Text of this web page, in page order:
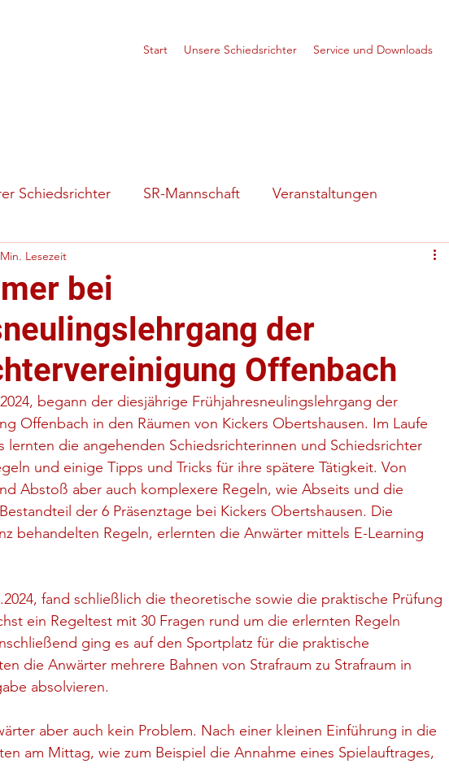
Start Unsere Schiedsrichter Service und Downloads
Schiedsrichter SR-Mannschaft Veranstaltungen
bei
der
Offenbach
Lesezeit
begann der diesjährige Frühjahresneulingslehrgang der
Offenbach in den Räumen von Kickers Obertshausen. Im Laufe
lernten die angehenden Schiedsrichterinnen und Schiedsrichter
und einige Tipps und Tricks für ihre spätere Tätigkeit. Von
Abstoß aber auch komplexere Regeln, wie Abseits und die
der 6 Präsenztage bei Kickers Obertshausen. Die
behandelten Regeln, erlernten die Anwärter mittels E-Learning
fand schließlich die theoretische sowie die praktische Prüfung
ein Regeltest mit 30 Fragen rund um die erlernten Regeln
ging es auf den Sportplatz für die praktische
die Anwärter mehrere Bahnen von Strafraum zu Strafraum in
absolvieren.
aber auch kein Problem. Nach einer kleinen Einführung in die
am Mittag, wie zum Beispiel die Annahme eines Spielauftrages,